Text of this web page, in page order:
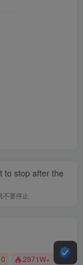
to stop after the
不要停止
2971W+